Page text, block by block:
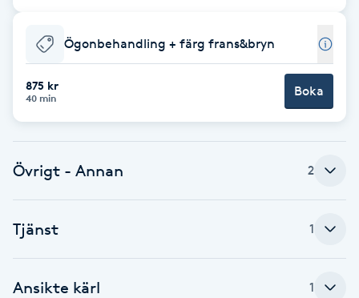
Hälsprickor
IPL
IPL hårborttagning
J
Ögonbehandling + färg frans&bryn
875 kr
40 min Boka
Övrigt - Annan 2
Tjänst 1
Ansikte kärl 1